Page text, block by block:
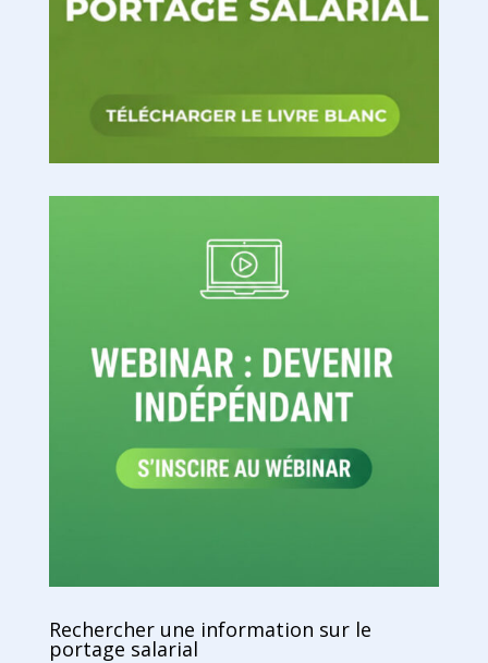
Rechercher une information sur le
portage salarial